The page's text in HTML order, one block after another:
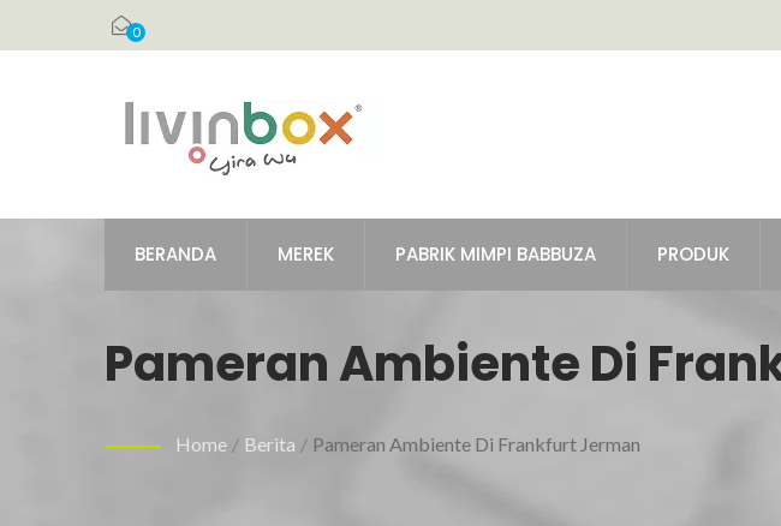
0
BERANDA MEREK PABRIK MIMPI BABBUZA PRODUK
Pameran Ambiente Di
Home / Berita / Pameran Ambiente Di Frankfurt Jerman